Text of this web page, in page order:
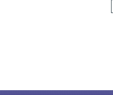
药液温度和浓度的均匀性。↑